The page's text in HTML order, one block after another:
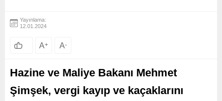
Yayınlama:
12.01.2024
A+ A-
Hazine ve Maliye Bakanı Mehmet
Şimşek, vergi kayıp ve kaçaklarını